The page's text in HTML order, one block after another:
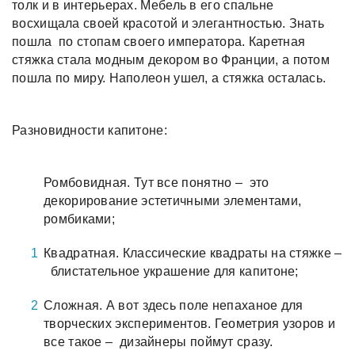
толк и в интерьерах. Мебель в его спальне
восхищала своей красотой и элегантностью. Знать
пошла по стопам своего императора. Каретная
стяжка стала модным декором во Франции, а потом
пошла по миру. Наполеон ушел, а стяжка осталась.
Разновидности капитоне:
Ромбовидная. Тут все понятно – это
декорирование эстетичными элементами,
ромбиками;
Квадратная. Классические квадраты на стяжке –
блистательное украшение для капитоне;
Сложная. А вот здесь поле непаханое для
творческих экспериментов. Геометрия узоров и
все такое – дизайнеры поймут сразу.